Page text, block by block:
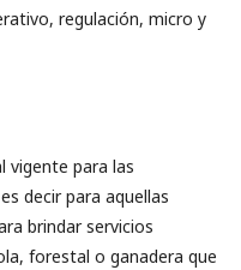
regulación, micro y
vigente para las
decir para aquellas
brindar servicios
forestal o ganadera que